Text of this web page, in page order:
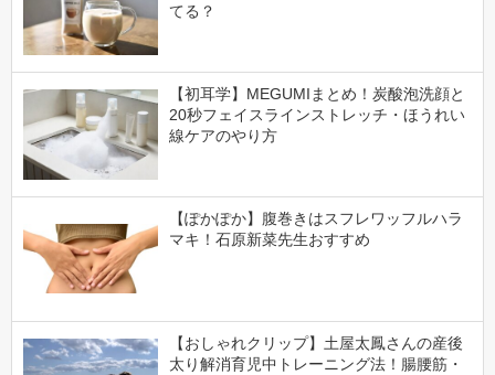
てる？
【初耳学】MEGUMIまとめ！炭酸泡洗顔と
20秒フェイスラインストレッチ・ほうれい
線ケアのやり方
【ぽかぽか】腹巻きはスフレワッフルハラ
マキ！石原新菜先生おすすめ
【おしゃれクリップ】土屋太鳳さんの産後
太り解消育児中トレーニング法！腸腰筋・